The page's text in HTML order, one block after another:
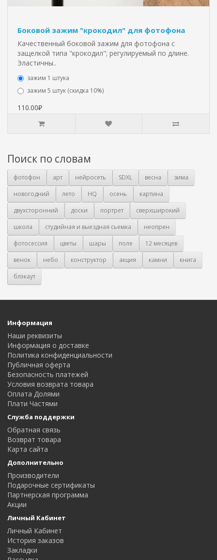
Боковой зажим "крокодил" для фотофона
Качественный боковой зажим для фотофона с
защелкой типа "крокодил"; регулируемый по длине.
Эластичны..
зажим 1 штука
зажим 5 штук (скидка 10%)
110.00₽
Поиск по словам
фотофон арт нейросеть SDXL весна
зима
новогодний
лето HQ осень
картина
двухсторонний
доски портрет
сверхширокий
школа
студийная и выездная сьемка
неопрен
фотосессия
цветы шары поле
12 месяцев
венок
небо конструктор акция камни
книга
блэкаут
Информация
Наши реквизиты
Информация о доставке
Политика конфиденциальности
Публичная оферта
Безопасность платежей
Условия возврата товара
Оплата Долями
Плати Частями
Служба поддержки
Обратная связь
Возврат товара
Карта сайта
Дополнительно
Производители
Подарочные сертификаты
Партнерская программа
Акции
Личный Кабинет
Личный Кабинет
История заказов
Закладки